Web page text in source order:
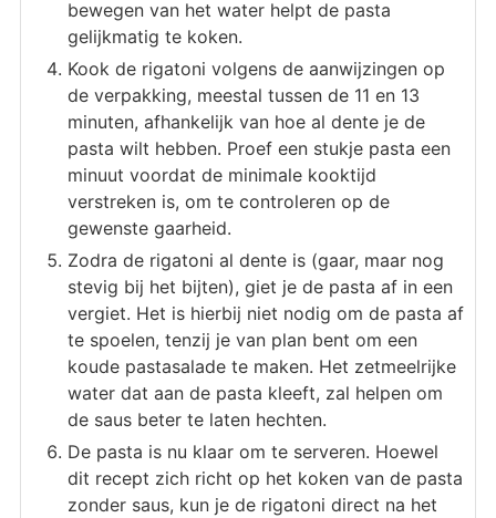
bewegen van het water helpt de pasta
gelijkmatig te koken.
Kook de rigatoni volgens de aanwijzingen op
de verpakking, meestal tussen de 11 en 13
minuten, afhankelijk van hoe al dente je de
pasta wilt hebben. Proef een stukje pasta een
minuut voordat de minimale kooktijd
verstreken is, om te controleren op de
gewenste gaarheid.
Zodra de rigatoni al dente is (gaar, maar nog
stevig bij het bijten), giet je de pasta af in een
vergiet. Het is hierbij niet nodig om de pasta af
te spoelen, tenzij je van plan bent om een
koude pastasalade te maken. Het zetmeelrijke
water dat aan de pasta kleeft, zal helpen om
de saus beter te laten hechten.
De pasta is nu klaar om te serveren. Hoewel
dit recept zich richt op het koken van de pasta
zonder saus, kun je de rigatoni direct na het